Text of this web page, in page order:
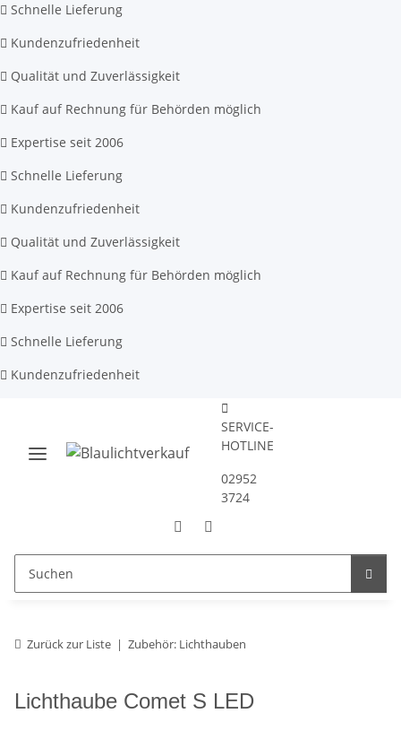
Schnelle Lieferung
Kundenzufriedenheit
Qualität und Zuverlässigkeit
Kauf auf Rechnung für Behörden möglich
Expertise seit 2006
Schnelle Lieferung
Kundenzufriedenheit
Qualität und Zuverlässigkeit
Kauf auf Rechnung für Behörden möglich
Expertise seit 2006
Schnelle Lieferung
Kundenzufriedenheit
SERVICE-
HOTLINE
02952
3724
Zurück zur Liste Zubehör: Lichthauben
Lichthaube Comet S LED